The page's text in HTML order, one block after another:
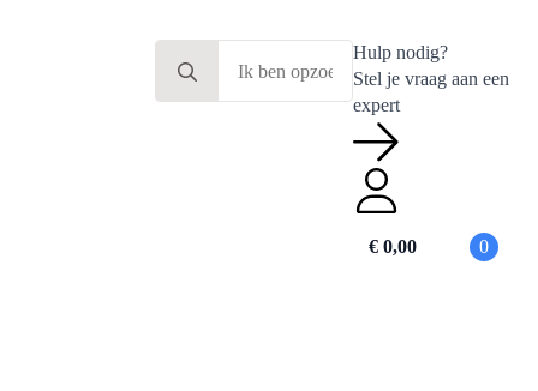
for:
Hulp nodig?
Stel je vraag aan een
expert
€ 0,00 0